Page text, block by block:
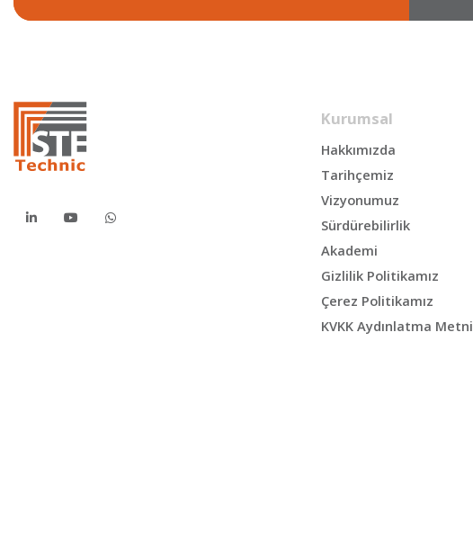
Kurumsal
Hakkımızda
Tarihçemiz
Vizyonumuz
Sürdürebilirlik
Akademi
Gizlilik Politikamız
Çerez Politikamız
KVKK Aydınlatma Metni